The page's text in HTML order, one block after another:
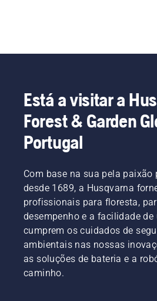
Está a visitar a
Forest & Garden
Portugal
Com base na sua pela paixão
desde 1689, a Husqvarna
profissionais para floresta,
desempenho e a facilidade
cumprem os cuidados de
ambientais nas nossas
as soluções de bateria e a
caminho.